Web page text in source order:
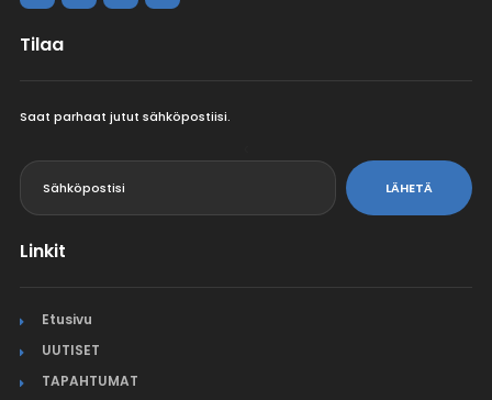
Tilaa
Saat parhaat jutut sähköpostiisi.
LÄHETÄ
Linkit
Etusivu
UUTISET
TAPAHTUMAT